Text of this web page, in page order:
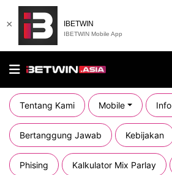
IBETWIN
IBETWIN Mobile App
×
Tentang Kami Mobile Info
Bertanggung Jawab Kebijakan
Phising Kalkulator Mix Parlay